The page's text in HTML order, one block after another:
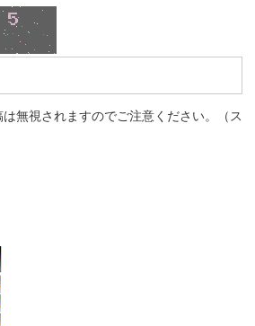
無視されますのでご注意ください。（ス